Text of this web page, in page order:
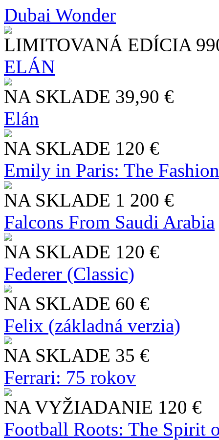
Dubai Wonder
LIMITOVANÁ EDÍCIA
ELÁN
NA SKLADE 39,90 €
Elán
NA SKLADE 120 €
Emily in Paris: The
NA SKLADE 1 200 €
Falcons From Saudi Arabia
NA SKLADE 120 €
Federer (Classic)
NA SKLADE 60 €
Felix (základná verzia)
NA SKLADE 35 €
Ferrari: 75 rokov
NA VYŽIADANIE 120 €
Football Roots: The Spirit